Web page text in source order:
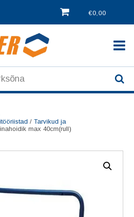
€0,00
/ Tarvikud ja
max 40cm(rull)